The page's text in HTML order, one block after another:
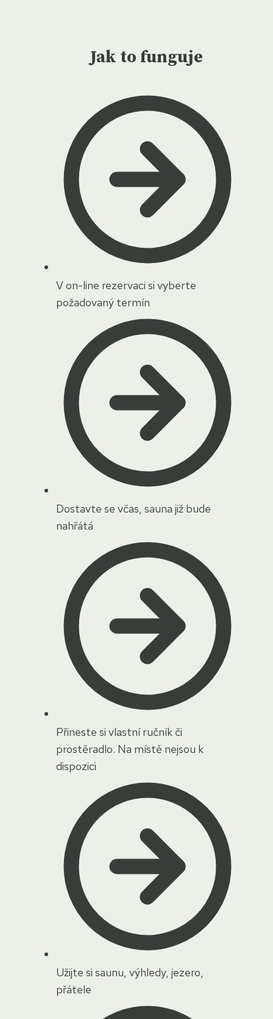
Jak to funguje
V on-line rezervaci si vyberte
požadovaný termín
Dostavte se včas, sauna již bude
nahřátá
Přineste si vlastní ručník či
prostěradlo. Na místě nejsou k
dispozici
Užijte si saunu, výhledy, jezero,
přátele